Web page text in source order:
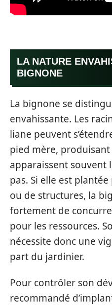
LA NATURE
BIGNONE
La bignone se
envahissante. Les
liane peuvent
pied mère,
apparaissent souvent
pas. Si elle est
ou de structures, la
fortement de
pour les ressources.
nécessite donc une
part du jardinier.
Pour contrôler son
recommandé